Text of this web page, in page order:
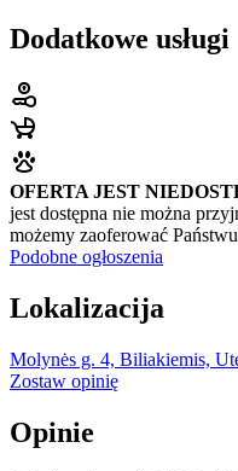
Dodatkowe usługi
OFERTA JEST
jest dostępna nie można
możemy zaoferować
Podobne ogłoszenia
Lokalizacija
Molynės g. 4, Biliakiemis,
Zostaw opinię
Opinie